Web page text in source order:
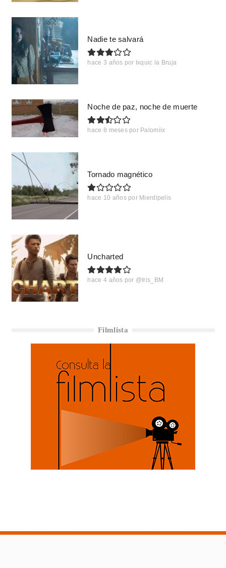
Nadie te salvará
hace 3 años por Ixquic la Bruja
Noche de paz, noche de muerte
hace 8 meses por Palomiix
Tornado magnético
hace 10 años por Mierdipelis
Uncharted
hace 4 años por @Iris_BM
Filmlista